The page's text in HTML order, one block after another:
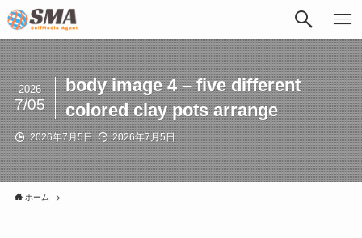
body image 4 – five different
colored clay pots arrange
2026
7/05
2026年7月5日 2026年7月5日
ホーム